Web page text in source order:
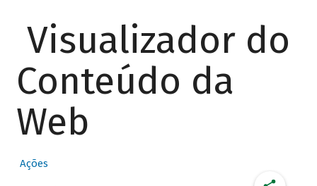
Visualizador do
Conteúdo da
Web
Ações